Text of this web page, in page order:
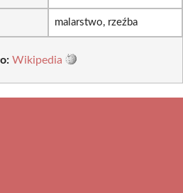
malarstwo, rzeźba
Wikipedia